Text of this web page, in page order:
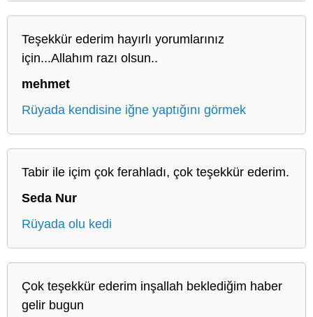
Teşekkür ederim hayırlı yorumlarınız
için...Allahım razı olsun..
mehmet
Rüyada kendisine iğne yaptığını görmek
Tabir ile içim çok ferahladı, çok teşekkür ederim.
Seda Nur
Rüyada olu kedi
Çok teşekkür ederim inşallah beklediğim haber
gelir bugun